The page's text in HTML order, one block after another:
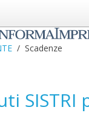
Scadenze
SISTRI